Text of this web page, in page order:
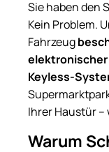
Sie haben den
Kein Problem.
Fahrzeug
Keyless-
Ihrer Haustür –
Warum